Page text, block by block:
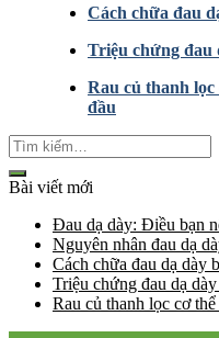
Cách chữa đau
Triệu chứng đau
Rau củ thanh
đầu
Bài viết mới
Đau dạ dày: Điều bạn
Nguyên nhân đau dạ
Cách chữa đau dạ dày
Triệu chứng đau dạ
Rau củ thanh lọc cơ